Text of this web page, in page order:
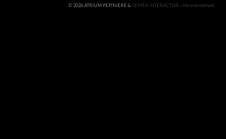
© 2026 ATRIUM PEPINIERE &GEMEA INTERACTIVE -Version normale